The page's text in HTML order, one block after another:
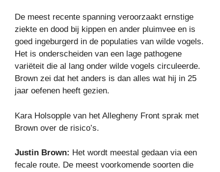
De meest recente spanning veroorzaakt ernstige
ziekte en dood bij kippen en ander pluimvee en is
goed ingeburgerd in de populaties van wilde vogels.
Het is onderscheiden van een lage pathogene
variëteit die al lang onder wilde vogels circuleerde.
Brown zei dat het anders is dan alles wat hij in 25
jaar oefenen heeft gezien.
Kara Holsopple van het Allegheny Front sprak met
Brown over de risico’s.
Justin Brown: Het wordt meestal gedaan via een
fecale route. De meest voorkomende soorten die